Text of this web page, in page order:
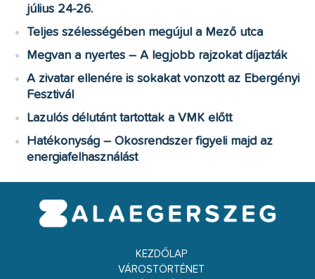
július 24-26.
Teljes szélességében megújul a Mező utca
Megvan a nyertes – A legjobb rajzokat díjazták
A zivatar ellenére is sokakat vonzott az Ebergényi
Fesztivál
Lazulós délutánt tartottak a VMK előtt
Hatékonyság – Okosrendszer figyeli majd az
energiafelhasználást
KEZDŐLAP
VÁROSTÖRTÉNET